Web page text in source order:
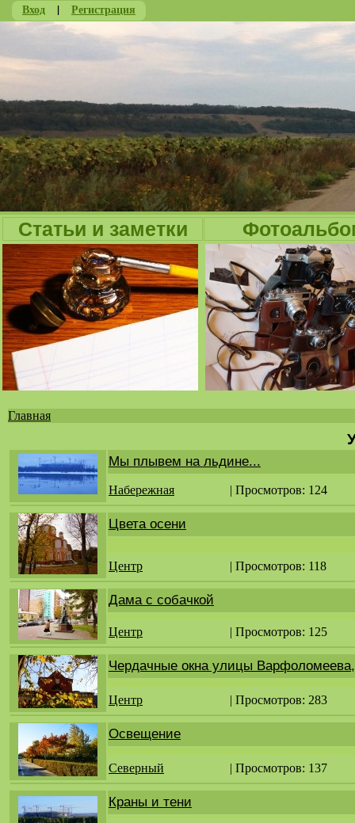
Вход | Регистрация
Статьи и заметки
здесь
Главная
Мы плывем на льдине...
Набережная | Просмотров: 124
Цвета осени
Центр | Просмотров: 118
Дама с собачкой
Центр | Просмотров: 125
Чердачные окна улицы
Центр | Просмотров: 283
Освещение
Северный | Просмотров: 137
Краны и тени